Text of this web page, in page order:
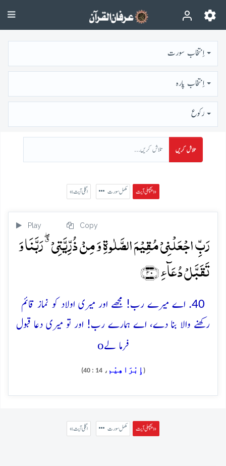
اِنتخاب سورت
اِنتخاب پارہ
رُكوع
تلاش کریں
پچھلی آیت » مکمل سورت « اگلی آیت
Play Copy
رَبِّ اجۡعَلۡنِیۡ مُقِیۡمَ الصَّلٰوۃِ وَ مِنۡ ذُرِّیَّتِیۡ ٭ۖ رَبَّنَا وَ
تَقَبَّلۡ دُعَآءِ ﴿۴۰﴾
40. اے میرے رب! مجھے اور میری اولاد کو نماز قائم
رکھنے والا بنا دے، اے ہمارے رب! اور تو میری دعا قبول
فرما لےo
( إِبْرَاهِيْم ، 14 : 40)
پچھلی آیت » مکمل سورت « اگلی آیت